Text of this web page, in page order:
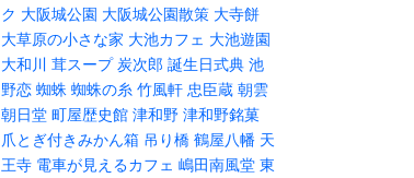
ク 大阪城公園 大阪城公園散策 大寺餅
大草原の小さな家 大池カフェ 大池遊園
大和川 茸スープ 炭次郎 誕生日式典 池
野恋 蜘蛛 蜘蛛の糸 竹風軒 忠臣蔵 朝雲
朝日堂 町屋歴史館 津和野 津和野銘菓
爪とぎ付きみかん箱 吊り橋 鶴屋八幡 天
王寺 電車が見えるカフェ 嶋田南風堂 東